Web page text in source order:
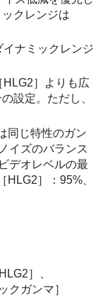
クレンジは
イナミックレンジ
HLG2］
よりも広
設定。ただし、
同じ特性のガン
イズのバランス
デオレベルの最
［HLG2］
：95%、
HLG2］
クガンマ］